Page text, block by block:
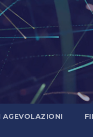
AGEVOLAZIONI